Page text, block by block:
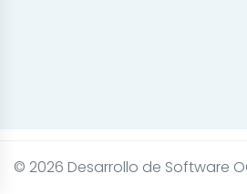
© 2026 Desarrollo de Software